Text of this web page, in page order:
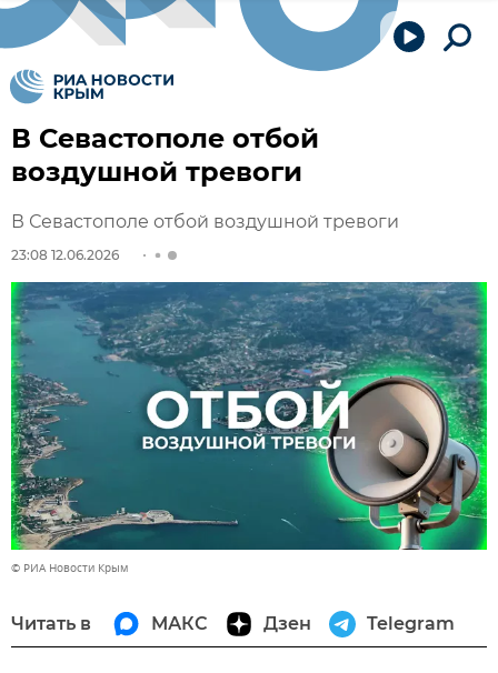
В Севастополе отбой
воздушной тревоги
В Севастополе отбой воздушной тревоги
23:08 12.06.2026
© РИА Новости Крым
Читать в МАКС Дзен Telegram